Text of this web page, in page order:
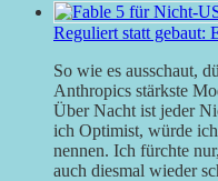
Reguliert statt
So wie es ausschaut,
Anthropics stärkste
Über Nacht ist jeder
ich Optimist, würde
nennen. Ich fürchte
auch diesmal wieder